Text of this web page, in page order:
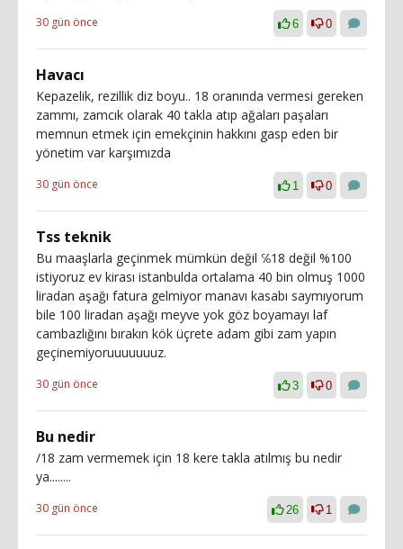
30 gün önce 6 0
Havacı
Kepazelik, rezillik diz boyu.. 18 oranında vermesi gereken
zammı, zamcık olarak 40 takla atıp ağaları paşaları
memnun etmek için emekçinin hakkını gasp eden bir
yönetim var karşımızda
30 gün önce 1 0
Tss teknik
Bu maaşlarla geçinmek mümkün değil ℅18 değil %100
istiyoruz ev kirası istanbulda ortalama 40 bin olmuş 1000
liradan aşağı fatura gelmiyor manavı kasabı saymıyorum
bile 100 liradan aşağı meyve yok göz boyamayı laf
cambazlığını bırakın kök üçrete adam gibi zam yapın
geçinemiyoruuuuuuuz.
30 gün önce 3 0
Bu nedir
/18 zam vermemek için 18 kere takla atılmış bu nedir
ya........
30 gün önce 26 1